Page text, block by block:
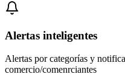
Alertas inteligentes
Alertas por categorías y
comercio/comenrciantes